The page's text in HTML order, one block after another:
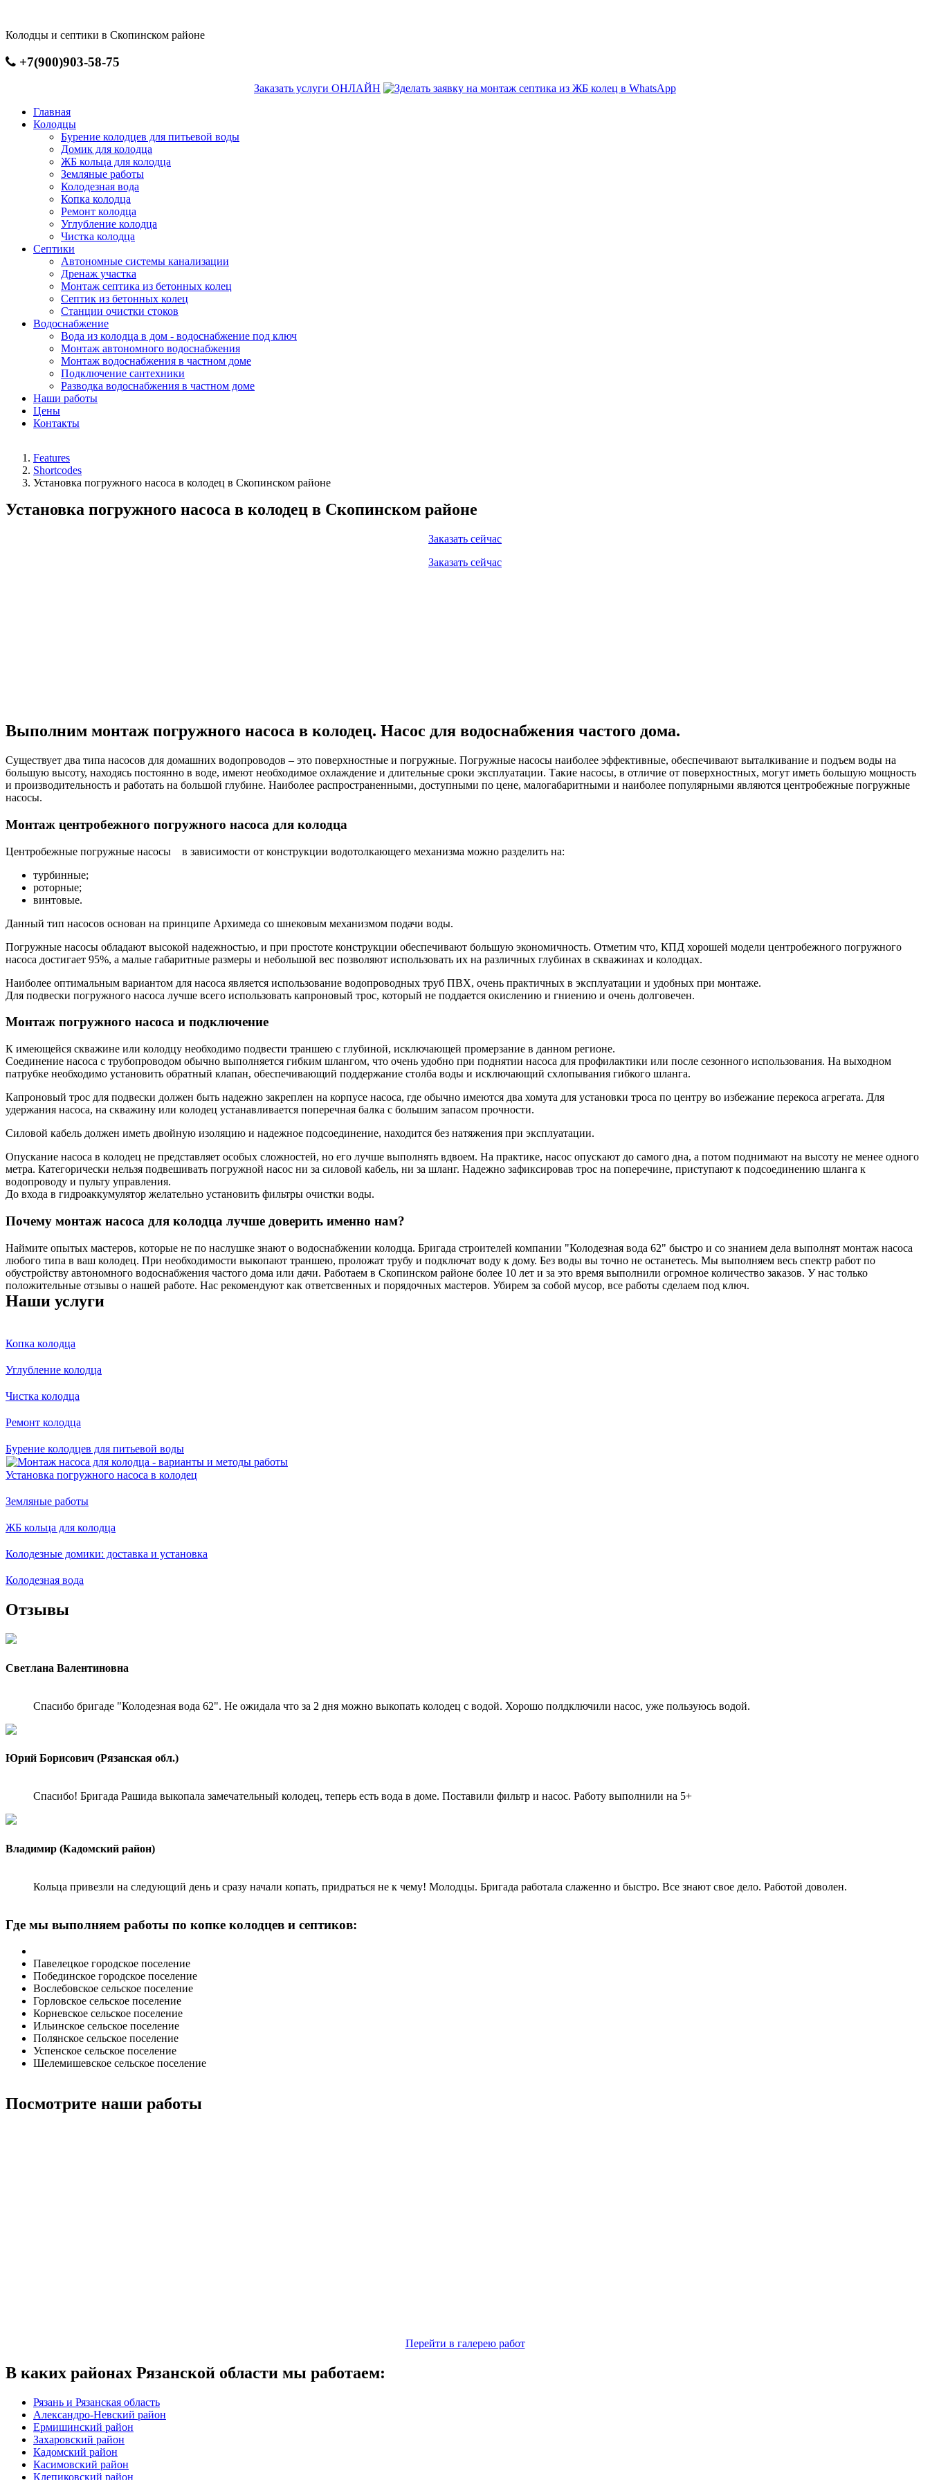
основному
Колодцы и септики в Скопинском районе
+7(900)903-58-75
Заказать услуги ОНЛАЙН
Главная
Колодцы
Бурение колодцев для питьевой воды
Домик для колодца
ЖБ кольца для колодца
Земляные работы
Колодезная вода
Копка колодца
Ремонт колодца
Углубление колодца
Чистка колодца
Септики
Автономные системы канализации
Дренаж участка
Монтаж септика из бетонных колец
Септик из бетонных колец
Станции очистки стоков
Водоснабжение
Вода из колодца в дом - водоснабжение под ключ
Монтаж автономного водоснабжения
Монтаж водоснабжения в частном доме
Подключение сантехники
Разводка водоснабжения в частном доме
Наши работы
Цены
Контакты
Features
Shortcodes
Установка погружного насоса в колодец в Скопинском районе
Установка погружного насоса в колодец в Скопинском районе
Заказать сейчас
Заказать сейчас
Выполним монтаж погружного насоса в колодец. Насос для водоснабжения частого дома.
Существует два типа насосов для домашних водопроводов – это поверхностные и погружные. Погружные насосы наиболее эффективные, обеспечивают выталкивание и подъем воды на
большую высоту, находясь постоянно в воде, имеют необходимое охлаждение и длительные сроки эксплуатации. Такие насосы, в отличие от поверхностных, могут иметь большую мощность
и производительность и работать на большой глубине. Наиболее распространенными, доступными по цене, малогабаритными и наиболее популярными являются центробежные погружные
насосы.
Монтаж центробежного погружного насоса для колодца
Центробежные погружные насосы в зависимости от конструкции водотолкающего механизма можно разделить на:
турбинные;
роторные;
винтовые.
Данный тип насосов основан на принципе Архимеда со шнековым механизмом подачи воды.
Погружные насосы обладают высокой надежностью, и при простоте конструкции обеспечивают большую экономичность. Отметим что, КПД хорошей модели центробежного погружного
насоса достигает 95%, а малые габаритные размеры и небольшой вес позволяют использовать их на различных глубинах в скважинах и колодцах.
Наиболее оптимальным вариантом для насоса является использование водопроводных труб ПВХ, очень практичных в эксплуатации и удобных при монтаже.
Для подвески погружного насоса лучше всего использовать капроновый трос, который не поддается окислению и гниению и очень долговечен.
Монтаж погружного насоса и подключение
К имеющейся скважине или колодцу необходимо подвести траншею с глубиной, исключающей промерзание в данном регионе.
Соединение насоса с трубопроводом обычно выполняется гибким шлангом, что очень удобно при поднятии насоса для профилактики или после сезонного использования. На выходном
патрубке необходимо установить обратный клапан, обеспечивающий поддержание столба воды и исключающий схлопывания гибкого шланга.
Капроновый трос для подвески должен быть надежно закреплен на корпусе насоса, где обычно имеются два хомута для установки троса по центру во избежание перекоса агрегата. Для
удержания насоса, на скважину или колодец устанавливается поперечная балка с большим запасом прочности.
Силовой кабель должен иметь двойную изоляцию и надежное подсоединение, находится без натяжения при эксплуатации.
Опускание насоса в колодец не представляет особых сложностей, но его лучше выполнять вдвоем. На практике, насос опускают до самого дна, а потом поднимают на высоту не менее одного
метра. Категорически нельзя подвешивать погружной насос ни за силовой кабель, ни за шланг. Надежно зафиксировав трос на поперечине, приступают к подсоединению шланга к
водопроводу и пульту управления.
До входа в гидроаккумулятор желательно установить фильтры очистки воды.
Почему монтаж насоса для колодца лучше доверить именно нам?
Наймите опытых мастеров, которые не по наслушке знают о водоснабжении колодца. Бригада строителей компании "Колодезная вода 62" быстро и со знанием дела выполнят монтаж насоса
любого типа в ваш колодец. При необходимости выкопают траншею, проложат трубу и подключат воду к дому. Без воды вы точно не останетесь. Мы выполняем весь спектр работ по
обустройству автономного водоснабжения частого дома или дачи. Работаем в Скопинском районе более 10 лет и за это время выполнили огромное количество заказов. У нас только
положительные отзывы о нашей работе. Нас рекомендуют как ответсвенных и порядочных мастеров. Убирем за собой мусор, все работы сделаем под ключ.
Наши услуги
Копка колодца
Углубление колодца
Чистка колодца
Ремонт колодца
Бурение колодцев для питьевой воды
Установка погружного насоса в колодец
Земляные работы
ЖБ кольца для колодца
Колодезные домики: доставка и установка
Колодезная вода
Отзывы
Светлана Валентиновна
Спасибо бригаде "Колодезная вода 62". Не ожидала что за 2 дня можно выкопать колодец с водой. Хорошо полдключили насос, уже пользуюсь водой.
Юрий Борисович (Рязанская обл.)
Спасибо! Бригада Рашида выкопала замечательный колодец, теперь есть вода в доме. Поставили фильтр и насос. Работу выполнили на 5+
Владимир (Кадомский район)
Кольца привезли на следующий день и сразу начали копать, придраться не к чему! Молодцы. Бригада работала слаженно и быстро. Все знают свое дело. Работой доволен.
Где мы выполняем работы по копке колодцев и септиков:
Павелецкое городское поселение
Побединское городское поселение
Вослебовское сельское поселение
Горловское сельское поселение
Корневское сельское поселение
Ильинское сельское поселение
Полянское сельское поселение
Успенское сельское поселение
Шелемишевское сельское поселение
Посмотрите наши работы
Перейти в галерею работ
В каких районах Рязанской области мы работаем:
Рязань и Рязанская область
Александро-Невский район
Ермишинский район
Захаровский район
Кадомский район
Касимовский район
Клепиковский район